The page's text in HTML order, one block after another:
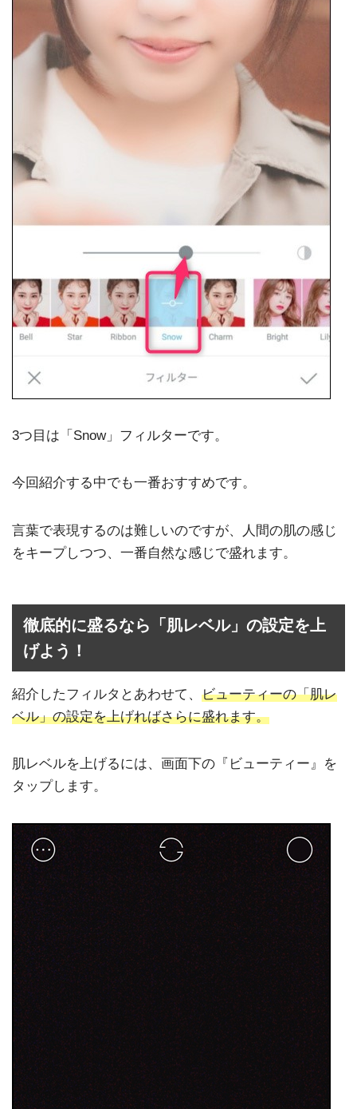
3つ目は「Snow」フィルターです。
今回紹介する中でも一番おすすめです。
言葉で表現するのは難しいのですが、人間の肌の感じ
をキープしつつ、一番自然な感じで盛れます。
徹底的に盛るなら「肌レベル」の設定を上
げよう！
紹介したフィルタとあわせて、 ビューティーの「肌レ
ベル」の設定を上げればさらに盛れます。
肌レベルを上げるには、画面下の『ビューティー』を
タップします。